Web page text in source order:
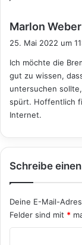
Marlon Weber
25. Mai 2022 um
Ich möchte die
gut zu wissen,
untersuchen
spürt. Hoffentlich
Internet.
Schreibe
Deine E-Mail-
Felder sind mit *